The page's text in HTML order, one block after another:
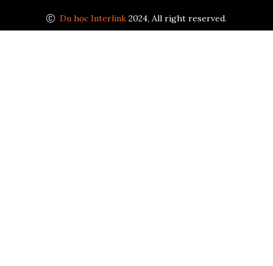
Du học Interlink 2024, All right reserved.